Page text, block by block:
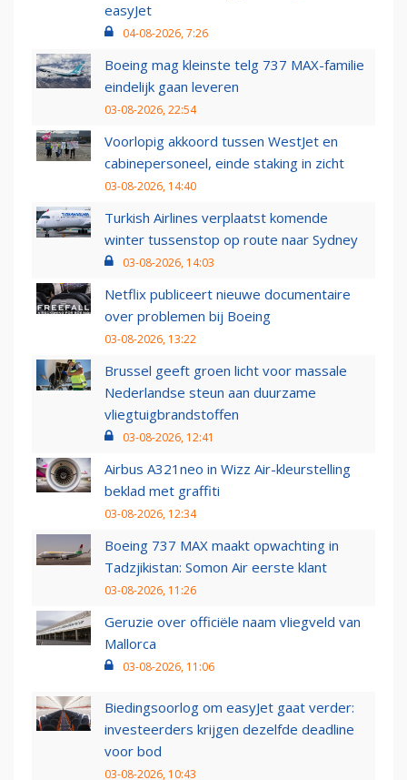
easyJet
04-08-2026, 7:26
Boeing mag kleinste telg 737 MAX-familie
eindelijk gaan leveren
03-08-2026, 22:54
Voorlopig akkoord tussen WestJet en
cabinepersoneel, einde staking in zicht
03-08-2026, 14:40
Turkish Airlines verplaatst komende
winter tussenstop op route naar Sydney
03-08-2026, 14:03
Netflix publiceert nieuwe documentaire
over problemen bij Boeing
03-08-2026, 13:22
Brussel geeft groen licht voor massale
Nederlandse steun aan duurzame
vliegtuigbrandstoffen
03-08-2026, 12:41
Airbus A321neo in Wizz Air-kleurstelling
beklad met graffiti
03-08-2026, 12:34
Boeing 737 MAX maakt opwachting in
Tadzjikistan: Somon Air eerste klant
03-08-2026, 11:26
Geruzie over officiële naam vliegveld van
Mallorca
03-08-2026, 11:06
Biedingsoorlog om easyJet gaat verder:
investeerders krijgen dezelfde deadline
voor bod
03-08-2026, 10:43